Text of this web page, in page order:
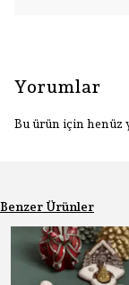
Yorumlar
Bu ürün için henüz
Benzer Ürünler